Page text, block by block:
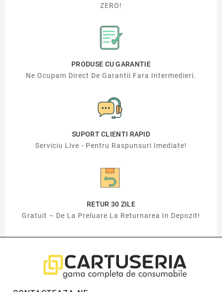
ZERO!
PRODUSE CU GARANTIE
Ne Ocupam Direct De Garantii Fara Intermedieri.
SUPORT CLIENTI RAPID
Serviciu Live - Pentru Raspunsuri Imediate!
RETUR 30 ZILE
Gratuit – De La Preluare La Returnarea In Depozit!